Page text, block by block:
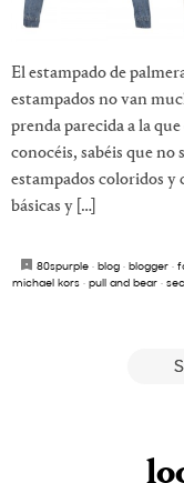
El estampado de
estampados no van
prenda parecida a la
conocéis, sabéis que
estampados coloridos y
básicas y […]
80spurple· blog· blogger·
michael kors· pull and bear·